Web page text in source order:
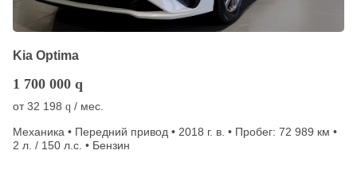
Kia Optima
1 700 000 q
от32 198 q / мес.
Механика • Передний привод • 2018 г. в. • Пробег: 72 989 км •
2 л. / 150 л.с. • Бензин